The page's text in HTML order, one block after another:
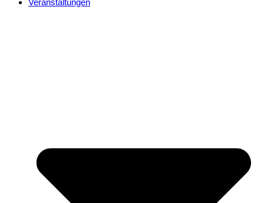
Veranstaltungen